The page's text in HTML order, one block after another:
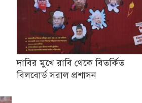
দাবির মুখে রাবি থেকে বিতর্কিত
বিলবোর্ড সরাল প্রশাসন